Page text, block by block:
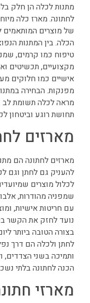
מתנות לכלה הן חלק
לחתונה. מארז כלה מיוחד
של מוצרים המותאמים
הכלה. בין המתנות
טיפוח כמו קרמים,
מקצועיים, תכשיטים
אישיים כמו חלוקים
מפנקות. הבחירה
מראה לכלה תשומת לב
תחושת רוגע וביטחון
מארזים
מארזים לחתונה הם
להעניק גם לחתן וגם
לכלול מוצרים
שמפניה מהודרות,
עם חריטות אישיות,
נועד לחזק את הקשר בין
בצורה הטובה ביותר
לחתן ולכלה הם דרך
ותמיכה בשני הצדדים,
הכנה לחתונה בלתי
מארזי